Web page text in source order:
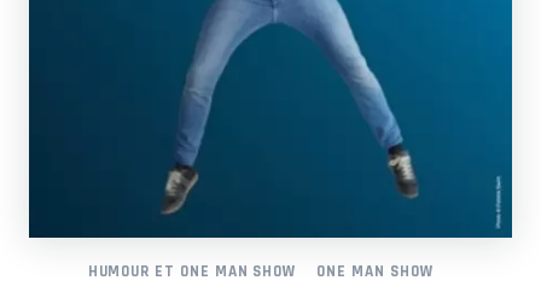
HUMOUR ET ONE MAN SHOW ONE MAN SHOW